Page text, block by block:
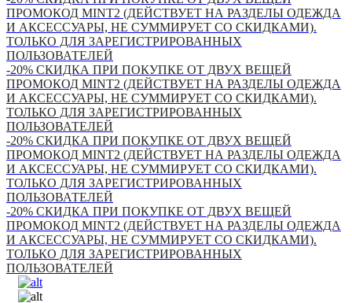
ПРОМОКОД MINT2 (ДЕЙСТВУЕТ НА РАЗДЕЛЫ ОДЕЖДА
И АКСЕССУАРЫ, НЕ СУММИРУЕТ СО СКИДКАМИ).
ТОЛЬКО ДЛЯ ЗАРЕГИСТРИРОВАННЫХ
ПОЛЬЗОВАТЕЛЕЙ
-20% СКИДКА ПРИ ПОКУПКЕ ОТ ДВУХ ВЕЩЕЙ
ПРОМОКОД MINT2 (ДЕЙСТВУЕТ НА РАЗДЕЛЫ ОДЕЖДА
И АКСЕССУАРЫ, НЕ СУММИРУЕТ СО СКИДКАМИ).
ТОЛЬКО ДЛЯ ЗАРЕГИСТРИРОВАННЫХ
ПОЛЬЗОВАТЕЛЕЙ
-20% СКИДКА ПРИ ПОКУПКЕ ОТ ДВУХ ВЕЩЕЙ
ПРОМОКОД MINT2 (ДЕЙСТВУЕТ НА РАЗДЕЛЫ ОДЕЖДА
И АКСЕССУАРЫ, НЕ СУММИРУЕТ СО СКИДКАМИ).
ТОЛЬКО ДЛЯ ЗАРЕГИСТРИРОВАННЫХ
ПОЛЬЗОВАТЕЛЕЙ
-20% СКИДКА ПРИ ПОКУПКЕ ОТ ДВУХ ВЕЩЕЙ
ПРОМОКОД MINT2 (ДЕЙСТВУЕТ НА РАЗДЕЛЫ ОДЕЖДА
И АКСЕССУАРЫ, НЕ СУММИРУЕТ СО СКИДКАМИ).
ТОЛЬКО ДЛЯ ЗАРЕГИСТРИРОВАННЫХ
ПОЛЬЗОВАТЕЛЕЙ